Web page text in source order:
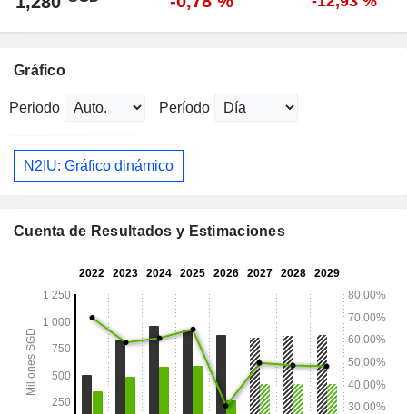
Gráfico
Periodo Período
N2IU: Gráfico dinámico
Cuenta de Resultados y Estimaciones